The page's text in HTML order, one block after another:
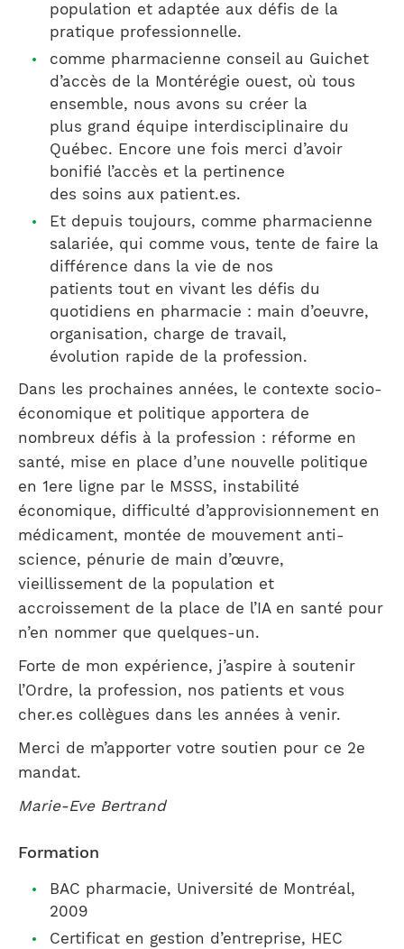
population et adaptée aux défis de la
pratique professionnelle.
comme pharmacienne conseil au Guichet
d’accès de la Montérégie ouest, où tous
ensemble, nous avons su créer la
plus grand équipe interdisciplinaire du
Québec. Encore une fois merci d’avoir
bonifié l’accès et la pertinence
des soins aux patient.es.
Et depuis toujours, comme pharmacienne
salariée, qui comme vous, tente de faire la
différence dans la vie de nos
patients tout en vivant les défis du
quotidiens en pharmacie : main d’oeuvre,
organisation, charge de travail,
évolution rapide de la profession.
Dans les prochaines années, le contexte socio-
économique et politique apportera de
nombreux défis à la profession : réforme en
santé, mise en place d’une nouvelle politique
en 1ere ligne par le MSSS, instabilité
économique, difficulté d’approvisionnement en
médicament, montée de mouvement anti-
science, pénurie de main d’œuvre,
vieillissement de la population et
accroissement de la place de l’IA en santé pour
n’en nommer que quelques-un.
Forte de mon expérience, j’aspire à soutenir
l’Ordre, la profession, nos patients et vous
cher.es collègues dans les années à venir.
Merci de m’apporter votre soutien pour ce 2e
mandat.
Marie-Eve Bertrand
Formation
BAC pharmacie, Université de Montréal,
2009
Certificat en gestion d’entreprise, HEC